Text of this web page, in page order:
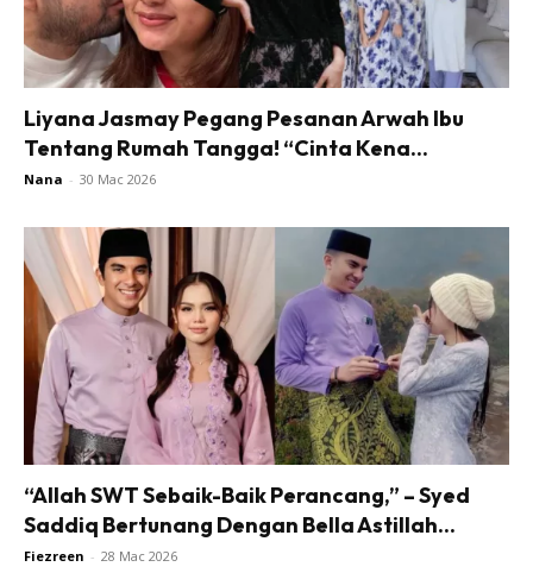
Liyana Jasmay Pegang Pesanan Arwah Ibu
Tentang Rumah Tangga! “Cinta Kena...
Nana - 30 Mac 2026
“Allah SWT Sebaik-Baik Perancang,” – Syed
Saddiq Bertunang Dengan Bella Astillah...
Fiezreen - 28 Mac 2026